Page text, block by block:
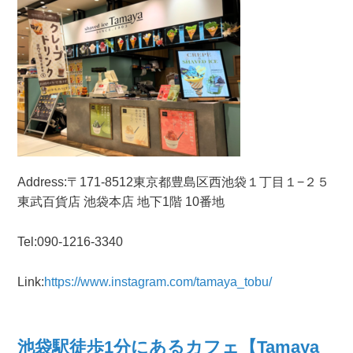
Address:〒171-8512東京都豊島区西池袋１丁目１−２５
東武百貨店 池袋本店 地下1階 10番地
Tel:090-1216-3340
Link:https://www.instagram.com/tamaya_tobu/
池袋駅徒歩1分にあるカフェ【Tamaya